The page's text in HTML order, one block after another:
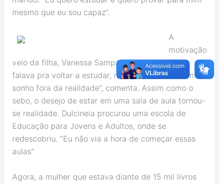
mesmo que eu sou capaz”.
A
motivação
veio da filha, Vanessa Sampaio. “Ela sempre me
falava pra voltar a estudar, mas para mim era um
sonho fora da realidade”, comenta. Assim como o
sebo, o desejo de estar em uma sala de aula tornou-
se realidade. Dulcineia procurou uma escola de
Educação para Jovens e Adultos, onde se
redescobriu. “Eu não via a hora de começar essas
aulas”
Agora, a mulher que estava diante de 15 mil livros